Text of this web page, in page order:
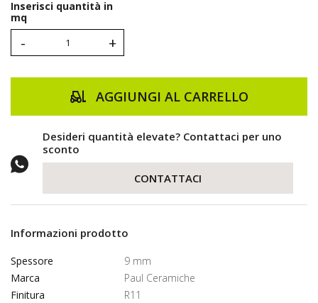
Inserisci quantità in
mq
- +
AGGIUNGI AL CARRELLO
Desideri quantità elevate? Contattaci per uno
sconto
CONTATTACI
Informazioni prodotto
Spessore
9 mm
Marca
Paul Ceramiche
Finitura
R11